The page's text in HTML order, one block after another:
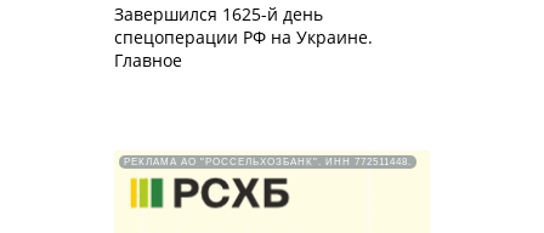
Завершился 1625-й день
спецоперации РФ на Украине.
Главное
РЕКЛАМА АО "РОССЕЛЬХОЗБАНК". ИНН 772511448.